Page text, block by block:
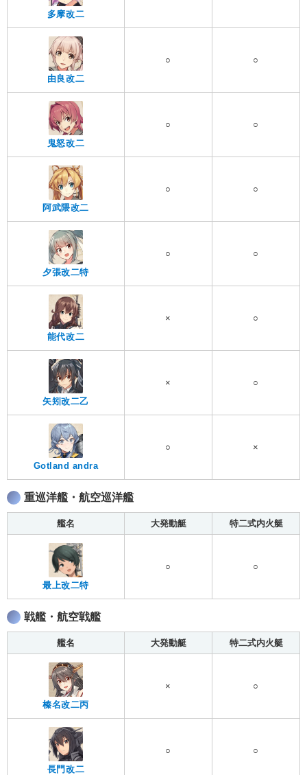
多摩改二
由良改二
○ ○
鬼怒改二
○ ○
阿武隈改二
○ ○
夕張改二特
○ ○
能代改二
× ○
矢矧改二乙
× ○
Gotland andra
○ ×
重巡洋艦・航空巡洋艦
艦名 大発動艇 特二式内火艇
最上改二特
○ ○
戦艦・航空戦艦
艦名 大発動艇 特二式内火艇
榛名改二丙
× ○
長門改二
○ ○